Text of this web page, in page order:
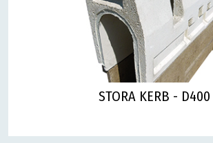
STORA KERB - D400